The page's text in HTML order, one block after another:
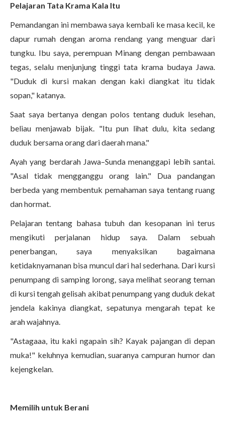
Pelajaran Tata Krama Kala Itu
Pemandangan ini membawa saya kembali ke masa kecil, ke
dapur rumah dengan aroma rendang yang menguar dari
tungku. Ibu saya, perempuan Minang dengan pembawaan
tegas, selalu menjunjung tinggi tata krama budaya Jawa.
"Duduk di kursi makan dengan kaki diangkat itu tidak
sopan," katanya.
Saat saya bertanya dengan polos tentang duduk lesehan,
beliau menjawab bijak. "Itu pun lihat dulu, kita sedang
duduk bersama orang dari daerah mana."
Ayah yang berdarah Jawa–Sunda menanggapi lebih santai.
"Asal tidak mengganggu orang lain." Dua pandangan
berbeda yang membentuk pemahaman saya tentang ruang
dan hormat.
Pelajaran tentang bahasa tubuh dan kesopanan ini terus
mengikuti perjalanan hidup saya. Dalam sebuah
penerbangan, saya menyaksikan bagaimana
ketidaknyamanan bisa muncul dari hal sederhana. Dari kursi
penumpang di samping lorong, saya melihat seorang teman
di kursi tengah gelisah akibat penumpang yang duduk dekat
jendela kakinya diangkat, sepatunya mengarah tepat ke
arah wajahnya.
"Astagaaa, itu kaki ngapain sih? Kayak pajangan di depan
muka!" keluhnya kemudian, suaranya campuran humor dan
kejengkelan.
Memilih untuk Berani